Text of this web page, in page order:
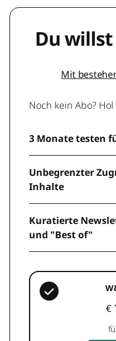
Du
Mit
Noch kein Abo?
3 Monate testen
Unbegrenzter
Inhalte
Kuratierte
und "Best of"
€